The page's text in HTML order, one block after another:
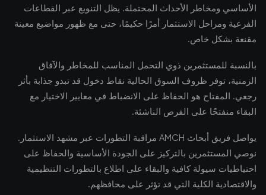
الأساسي ومخاطر الأحداث المحتملة. يظل التنويع عبر القطاعات
الفرعية ومراحل الاستثمار أمرًا حكيمًا، حتى مع ظهور مواضيع معينة
مقنعة بشكل خاص.
بالنسبة للمستثمرين ذوي التحمل المناسب للمخاطر والآفاق
الزمنية، توفر ظروف السوق الحالية نقاط دخول قد تبدو جذابة بأثر
رجعي. المفتاح هو الحفاظ على الانضباط في معايير الاختيار مع
البقاء منفتحًا على الفرص الناشئة.
يواصل فريق أبحاث AMCH مراقبة التطورات عبر مشهد الاستثمار.
نوصي المستثمرين بالتركيز على الجودة الأساسية والحفاظ على
احتياطيات سيولة كافية والبقاء على اطلاع بالتطورات التنظيمية
والاقتصادية الكلية التي قد تؤثر على محافظهم.